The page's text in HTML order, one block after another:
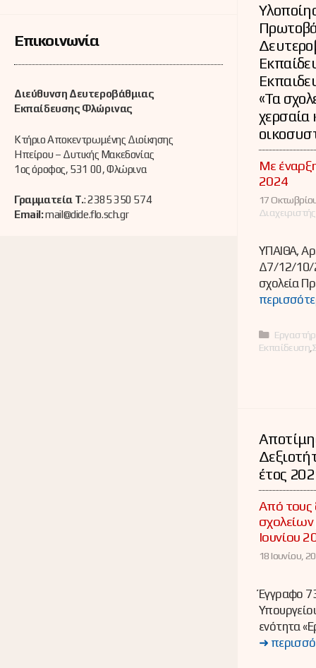
«Τα
χερσαία
Mε
2024
17
ΥΠΑΙΘΑ,
Δ7/12/10/
σχολεία
Εκπαίδευση
έτος
Από τους
Ιουνίου
18 Ιουνίου,
Έγγραφο
ενότητα
➜
Επικοινωνία
Διεύθυνση Δευτεροβάθμιας
Εκπαίδευσης Φλώρινας
Κτήριο Αποκεντρωμένης Διοίκησης
Ηπείρου – Δυτικής Μακεδονίας
1ος όροφος, 531 00, Φλώρινα
Γραμματεία Τ.: 2385 350 574
Email:mail@dide.flo.sch.gr